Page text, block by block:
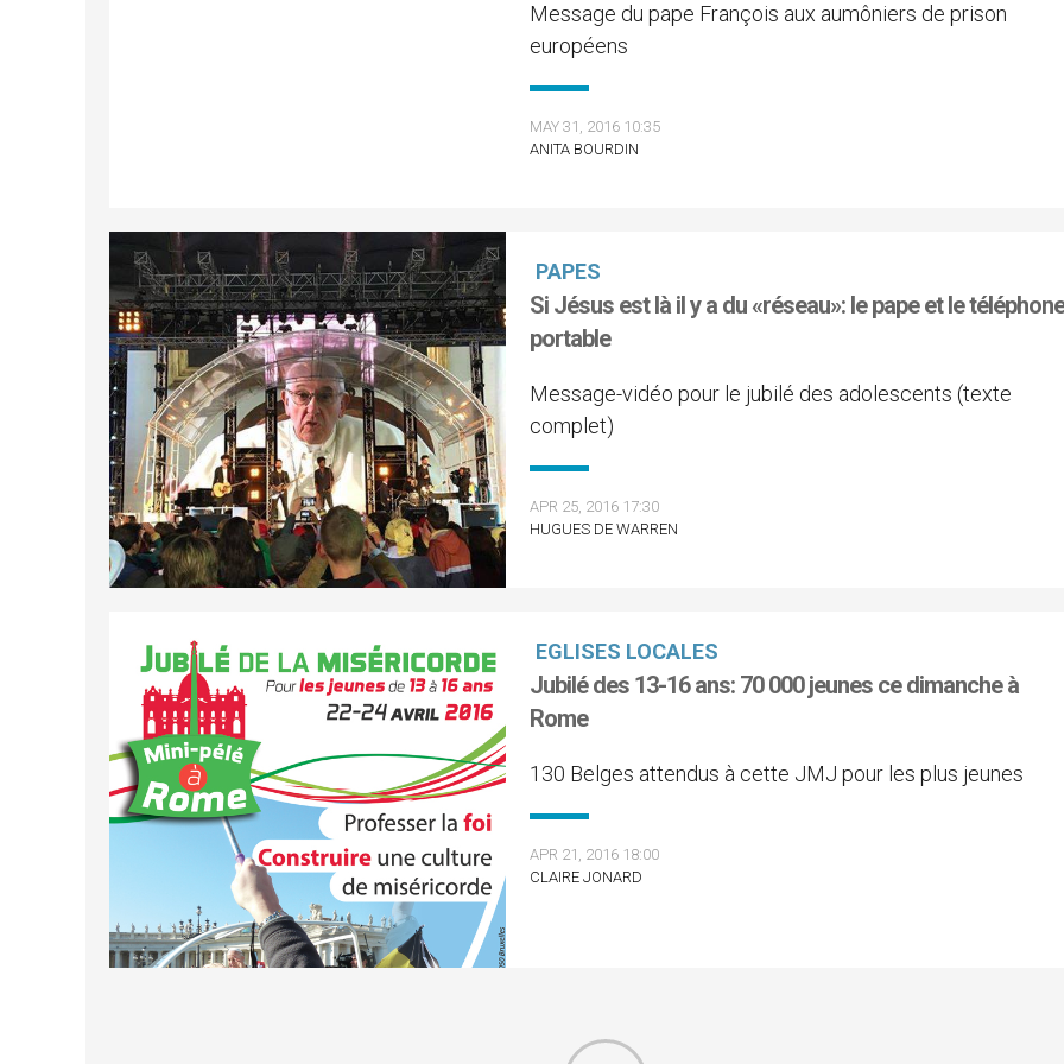
Message du pape François aux aumôniers de prison
européens
MAY 31, 2016 10:35
ANITA BOURDIN
PAPES
Si Jésus est là il y a du «réseau»: le pape et le
portable
Message-vidéo pour le jubilé des adolescents (texte
complet)
APR 25, 2016 17:30
HUGUES DE WARREN
EGLISES LOCALES
Jubilé des 13-16 ans: 70 000 jeunes ce dimanche à
Rome
130 Belges attendus à cette JMJ pour les plus jeunes
APR 21, 2016 18:00
CLAIRE JONARD